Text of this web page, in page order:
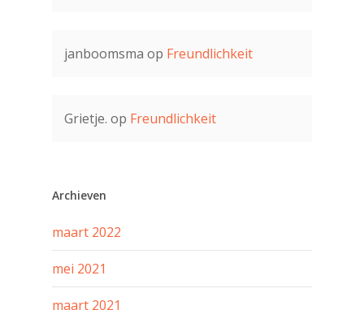
janboomsma op Freundlichkeit
Grietje. op Freundlichkeit
Archieven
maart 2022
mei 2021
maart 2021